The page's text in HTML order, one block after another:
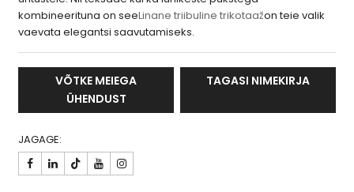
kombineerituna on seeLinane triibuline trikotaažon teie valik
vaevata elegantsi saavutamiseks.
VÕTKE MEIEGA
ÜHENDUST
TAGASI NIMEKIRJA
JAGAGE:
